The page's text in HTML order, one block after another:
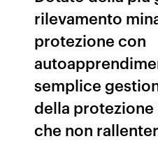
rilevamento
protezione con
semplice
della
che non